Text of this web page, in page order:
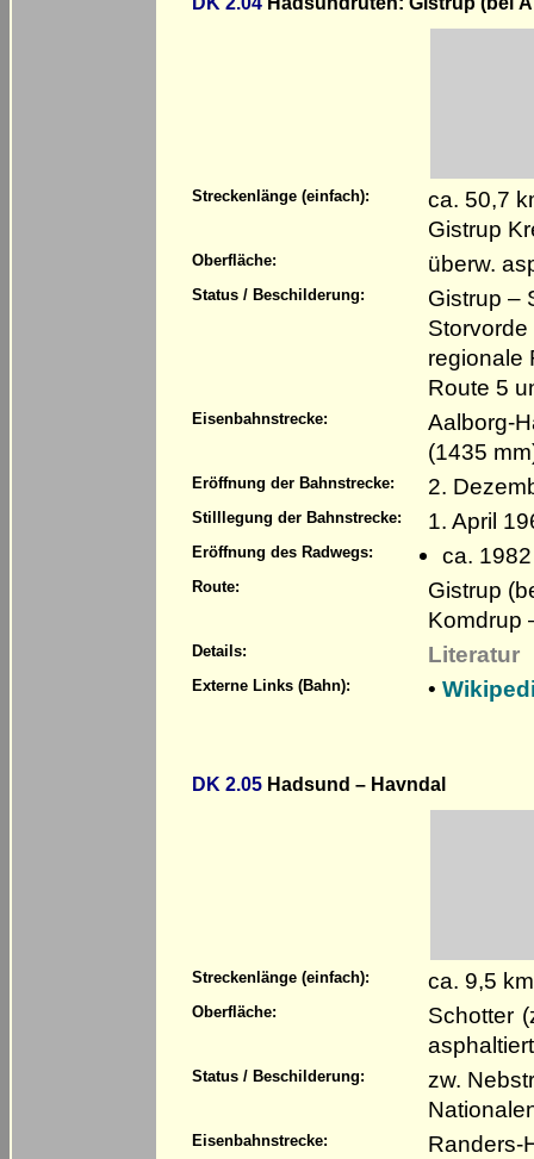
Streckenlänge (einfach):
ca. 50,7
Gistrup
Oberfläche: überw.
Status / Beschilderung:
Gistrup –
regionale
Route 5
Eisenbahnstrecke:
Aalborg-
(1435
Eröffnung der Bahnstrecke: 2.
Stilllegung der Bahnstrecke: 1. April
Eröffnung des Radwegs: ca. 1982
Route:
Gistrup
Komdrup
Details: Literatur
Externe Links (Bahn): •
DK 2.05 Hadsund – Havndal
Streckenlänge (einfach): ca. 9,5 km
Oberfläche:
Schotter
asphaltiert
Status / Beschilderung:
zw.
Eisenbahnstrecke:
Randers-